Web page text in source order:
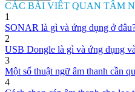
CÁC BÀI VIẾT QUAN TÂM
1
SONAR là gì và ứng dụng ở
2
USB Dongle là gì và ứng dụng
3
Một số thuật ngữ âm thanh cần
4